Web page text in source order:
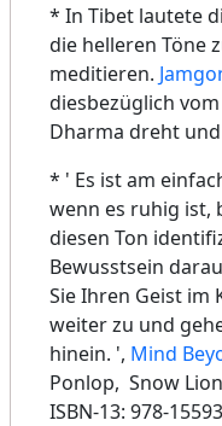
* In Tibet lautete
die helleren Töne
meditieren.
diesbezüglich
Dharma dreht
* ' Es ist am
wenn es ruhig ist,
diesen Ton
Bewusstsein
Sie Ihren Geist im
weiter zu und
hinein. ', Mind
Ponlop, Snow
ISBN-13: 978-